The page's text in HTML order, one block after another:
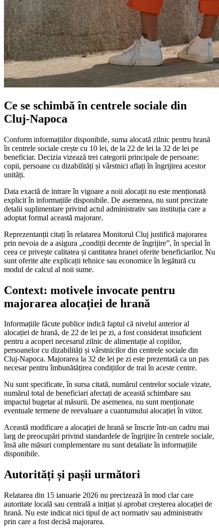
Ce se schimbă în centrele sociale din
Cluj-Napoca
Conform informațiilor disponibile, suma alocată zilnic pentru hrană
în centrele sociale crește cu 10 lei, de la 22 de lei la 32 de lei pe
beneficiar. Decizia vizează trei categorii principale de persoane:
copii, persoane cu dizabilități și vârstnici aflați în îngrijirea acestor
unități.
Data exactă de intrare în vigoare a noii alocații nu este menționată
explicit în informațiile disponibile. De asemenea, nu sunt precizate
detalii suplimentare privind actul administrativ sau instituția care a
adoptat formal această majorare.
Reprezentanții citați în relatarea Monitorul Cluj justifică majorarea
prin nevoia de a asigura „condiții decente de îngrijire”, în special în
ceea ce privește calitatea și cantitatea hranei oferite beneficiarilor. Nu
sunt oferite alte explicații tehnice sau economice în legătură cu
modul de calcul al noii sume.
Context: motivele invocate pentru
majorarea alocației de hrană
Informațiile făcute publice indică faptul că nivelul anterior al
alocației de hrană, de 22 de lei pe zi, a fost considerat insuficient
pentru a acoperi necesarul zilnic de alimentație al copiilor,
persoanelor cu dizabilități și vârstnicilor din centrele sociale din
Cluj-Napoca. Majorarea la 32 de lei pe zi este prezentată ca un pas
necesar pentru îmbunătățirea condițiilor de trai în aceste centre.
Nu sunt specificate, în sursa citată, numărul centrelor sociale vizate,
numărul total de beneficiari afectați de această schimbare sau
impactul bugetar al măsurii. De asemenea, nu sunt menționate
eventuale termene de reevaluare a cuantumului alocației în viitor.
Această modificare a alocației de hrană se înscrie într-un cadru mai
larg de preocupări privind standardele de îngrijire în centrele sociale,
însă alte măsuri complementare nu sunt detaliate în informațiile
disponibile.
Autorități și pașii următori
Relatarea din 15 ianuarie 2026 nu precizează în mod clar care
autoritate locală sau centrală a inițiat și aprobat creșterea alocației de
hrană. Nu este indicat nici tipul de act normativ sau administrativ
prin care a fost decisă majorarea.